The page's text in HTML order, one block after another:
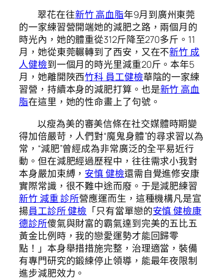
翠花在往新竹 高血脂年9月到廣州東莞
的一家練習營開端她的減肥之路，兩個月的
時光內，她的體重從312斤降至270多斤。11
月，她從東莞輾轉到了西安，又在不新竹 成
人健檢到一個月的時光里減重20斤。本年5
月，她離開陜西竹科 員工健檢華陰的一家練
習營，持續本身的減肥打算。也是新竹 高血
脂在這里，她的性命畫上了句號。
以瘦為美的審美信條在社交媒體時期變
得加倍嚴苛，人們對“魔鬼身體”的尋求習以為
常，“減肥”曾經成為非常廣泛的全平易近行
動。但在減肥經過歷程中，往往需求小我對
本身嚴加束縛， 安慎 健檢還需自覺進修安康
實際常識，很不難中途而廢。于是減肥練習
新竹 減重 診所營應運而生，這種機構凡是宣
揚員工診所 健檢 「只有當單戀的安慎 健檢康
德診所傻氣與財富的霸氣達到完美的五比五
黃金比例時，我的戀愛運勢才能回歸零
點！」本身舉措措施完整，治理適當，裝備
有專門研究的鍛練停止領導，能最年夜限制
進步減肥效力。